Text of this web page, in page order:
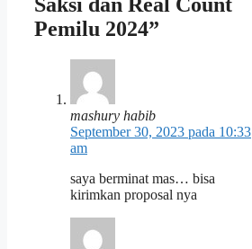
Pemilu 2024”
mashury habib
September 30, 2023 pada 10:33
am
saya berminat mas… bisa
kirimkan proposal nya